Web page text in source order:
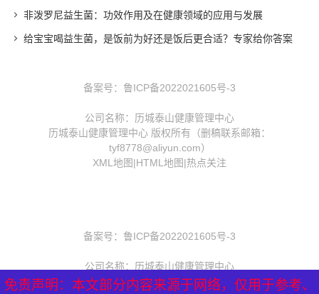
非泼罗尼益生菌：功效作用及在健康领域的应用与发展
给宝宝喝益生菌，是饭前为好还是饭后更合适？专家给你答案
备案号： 鲁ICP备2022021605号-3
公司名称：历城泰山健康管理中心
历城泰山健康管理中心 版权所有（删稿联系邮箱：
tyf8778@aliyun.com）
XML地图|HTML地图|热点关注
免责声明：本文部分内容来源于网络，仅用于参考、
免责声明：本文部分内容来源于网络，仅用于参考、
备案号： 鲁ICP备2022021605号-3
公司名称：历城泰山健康管理中心
历城泰山健康管理中心 版权所有（删稿联系邮箱：
免责声明：本文部分内容来源于网络，仅用于参考、